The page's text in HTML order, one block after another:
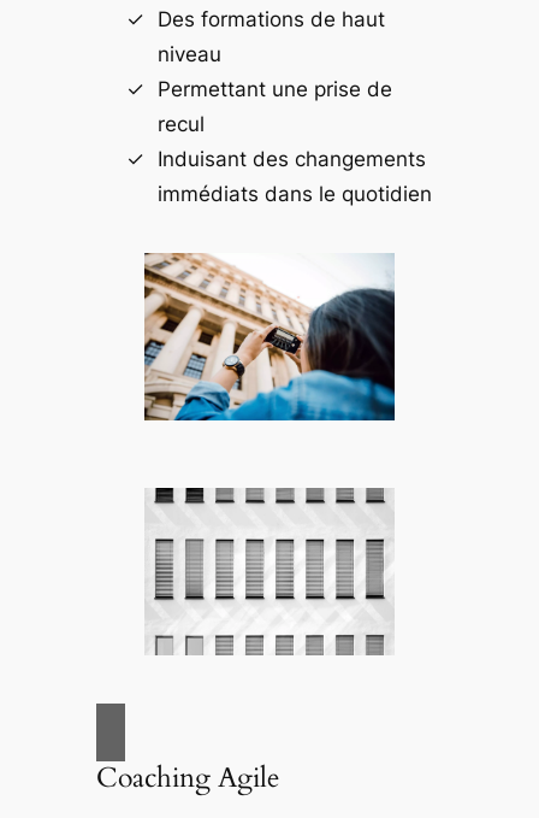
Des formations de haut
niveau
Permettant une prise de
recul
Induisant des changements
immédiats dans le quotidien
Coaching Agile